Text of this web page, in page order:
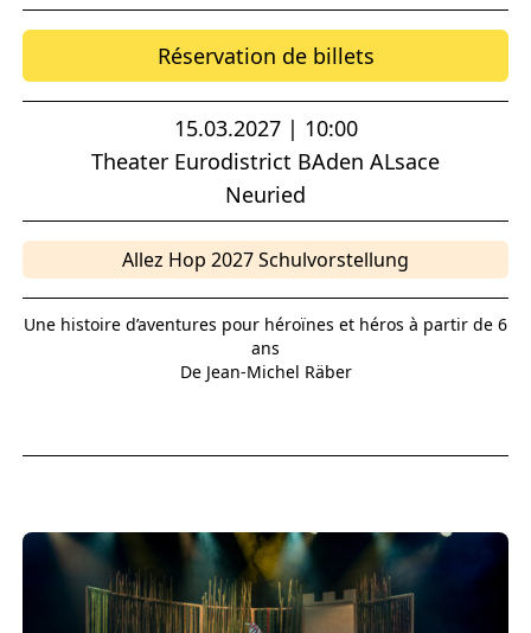
Réservation de billets
15.03.2027 | 10:00
Theater Eurodistrict BAden ALsace
Neuried
Allez Hop 2027 Schulvorstellung
Une histoire d’aventures pour héroïnes et héros à partir de 6
ans
De Jean-Michel Räber